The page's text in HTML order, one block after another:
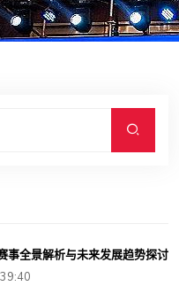
事全景解析与未来发展趋势探讨